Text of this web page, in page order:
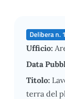
Delibera n.
Ufficio:
Data
Titolo:
terra del